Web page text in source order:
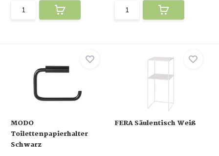
MODO
Toilettenpapierhalter
Schwarz
FERA Säulentisch Weiß